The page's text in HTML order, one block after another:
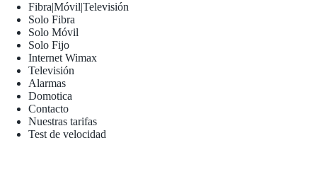
Fibra|Móvil|Televisión
Solo Fibra
Solo Móvil
Solo Fijo
Internet Wimax
Televisión
Alarmas
Domotica
Contacto
Nuestras tarifas
Test de velocidad